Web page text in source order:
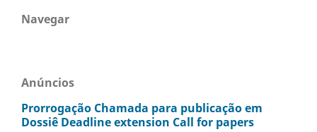
Navegar
Anúncios
Prorrogação Chamada para publicação em
Dossiê Deadline extension Call for papers